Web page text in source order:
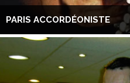
PARIS ACCORDÉONISTE